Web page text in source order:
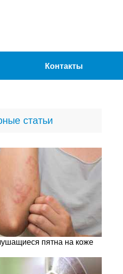
Контакты
статьи
пятна на коже